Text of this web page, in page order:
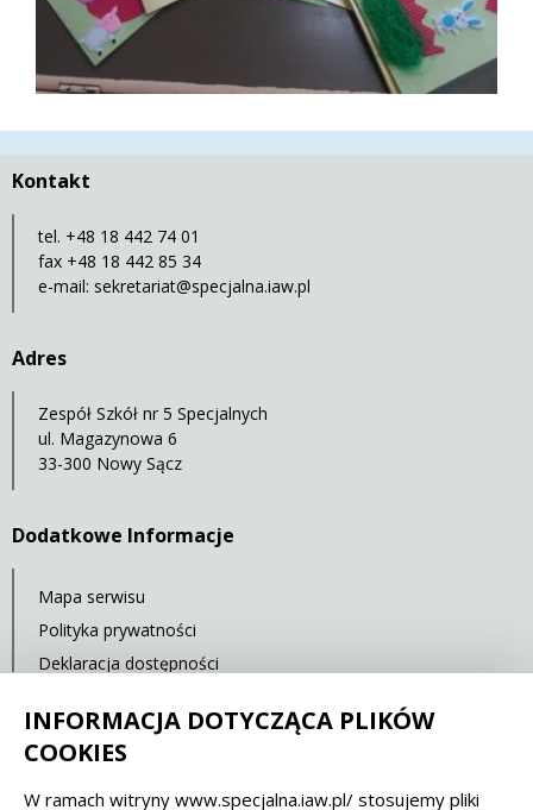
Kontakt
tel. +48 18 442 74 01
fax +48 18 442 85 34
e-mail: sekretariat@specjalna.iaw.pl
Adres
Zespół Szkół nr 5 Specjalnych
ul. Magazynowa 6
33-300 Nowy Sącz
Dodatkowe Informacje
Mapa serwisu
Polityka prywatności
Deklaracja dostępności
Cyberbezpieczeństwo
INFORMACJA DOTYCZĄCA PLIKÓW
COOKIES
W ramach witryny www.specjalna.iaw.pl/ stosujemy pliki